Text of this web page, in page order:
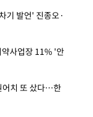
기 발언' 진종오·
사업장 11% '안
어치 또 샀다…한